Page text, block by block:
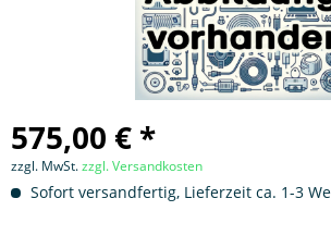
575,00 € *
zzgl. MwSt.zzgl. Versandkosten
Sofort versandfertig, Lieferzeit ca. 1-3